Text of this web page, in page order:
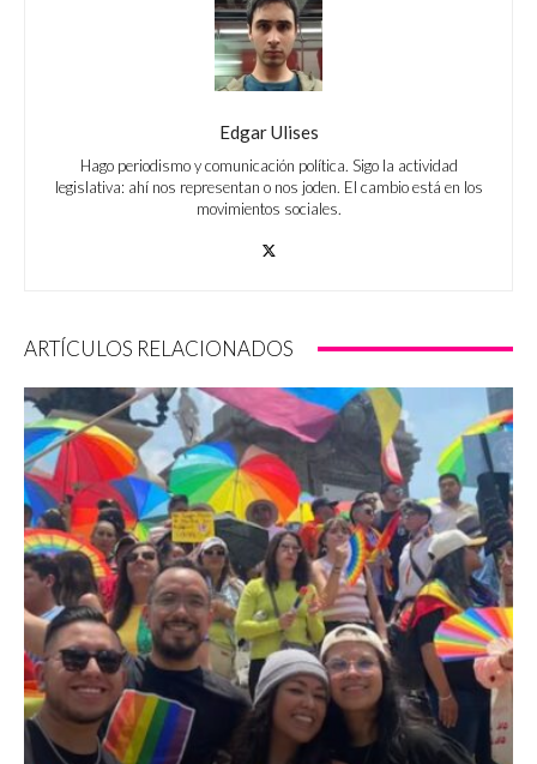
Edgar Ulises
Hago periodismo y comunicación política. Sigo la actividad
legislativa: ahí nos representan o nos joden. El cambio está en los
movimientos sociales.
ARTÍCULOS RELACIONADOS